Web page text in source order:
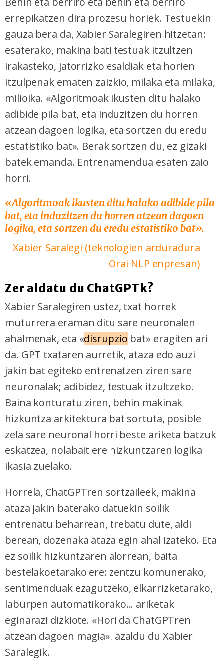
errepikatzen dira prozesu horiek. Testuekin
gauza bera da, Xabier Saralegiren hitzetan:
esaterako, makina bati testuak itzultzen
irakasteko, jatorrizko esaldiak eta horien
itzulpenak ematen zaizkio, milaka eta milaka,
milioika. «Algoritmoak ikusten ditu halako
adibide pila bat, eta induzitzen du horren
atzean dagoen logika, eta sortzen du eredu
estatistiko bat». Berak sortzen du, ez gizaki
batek emanda. Entrenamendua esaten zaio
horri.
«Algoritmoak ikusten ditu halako adibide pila
bat, eta induzitzen du horren atzean dagoen
logika, eta sortzen du eredu estatistiko bat».
Xabier Saralegi (teknologien arduradura
Orai NLP enpresan)
Zer aldatu du ChatGPTk?
Xabier Saralegiren ustez, txat horrek
muturrera eraman ditu sare neuronalen
ahalmenak, eta «disrupzio bat» eragiten ari
da. GPT txataren aurretik, ataza edo auzi
jakin bat egiteko entrenatzen ziren sare
neuronalak; adibidez, testuak itzultzeko.
Baina konturatu ziren, behin makinak
hizkuntza arkitektura bat sortuta, posible
zela sare neuronal horri beste ariketa batzuk
eskatzea, nolabait ere hizkuntzaren logika
ikasia zuelako.
Horrela, ChatGPTren sortzaileek, makina
ataza jakin baterako datuekin soilik
entrenatu beharrean, trebatu dute, aldi
berean, dozenaka ataza egin ahal izateko. Eta
ez soilik hizkuntzaren alorrean, baita
bestelakoetarako ere: zentzu komunerako,
sentimenduak ezagutzeko, elkarrizketarako,
laburpen automatikorako... ariketak
eginarazi dizkiote. «Hori da ChatGPTren
atzean dagoen magia», azaldu du Xabier
Saralegik.